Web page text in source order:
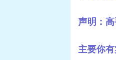
声明：
主要你